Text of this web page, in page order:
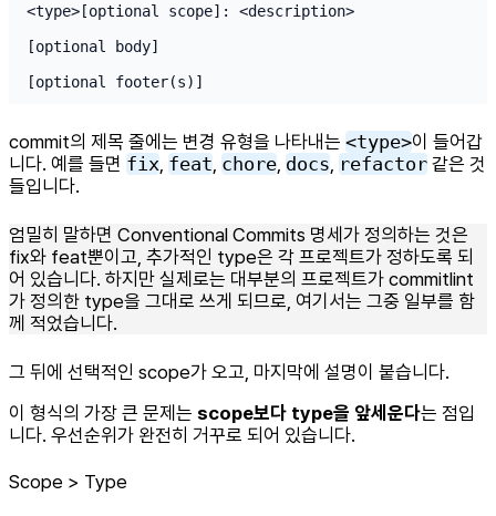
<type>[optional scope]: <description>
[optional body]
[optional footer(s)]
commit의 제목 줄에는 변경 유형을 나타내는 <type>이 들어갑
니다. 예를 들면 fix, feat, chore, docs, refactor 같은 것
들입니다.
엄밀히 말하면 Conventional Commits 명세가 정의하는 것은
fix와 feat뿐이고, 추가적인 type은 각 프로젝트가 정하도록 되
어 있습니다. 하지만 실제로는 대부분의 프로젝트가 commitlint
가 정의한 type을 그대로 쓰게 되므로, 여기서는 그중 일부를 함
께 적었습니다.
그 뒤에 선택적인 scope가 오고, 마지막에 설명이 붙습니다.
이 형식의 가장 큰 문제는 scope보다 type을 앞세운다는 점입
니다. 우선순위가 완전히 거꾸로 되어 있습니다.
Scope > Type